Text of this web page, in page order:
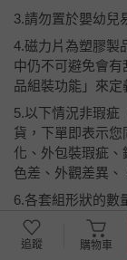
3.請勿置於嬰幼兒
4.磁力片為塑膠製
中仍不可避免會
品組裝功能」來定
5.以下情況非瑕疵
貨，下單即表示
化、外包裝瑕疵
色差、外觀差異、
6.各套組形狀的數
調配置，需以實
追蹤 購物車